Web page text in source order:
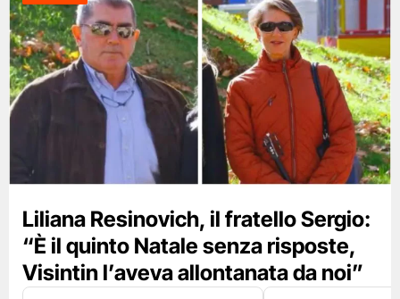
Liliana Resinovich, il fratello Sergio:
“È il quinto Natale senza risposte,
Visintin l’aveva allontanata da noi”